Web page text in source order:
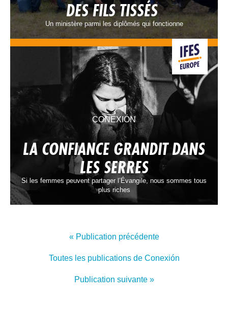
DES FILS TISSÉS
Un ministère parmi les diplômés qui fonctionne
CONEXIÓN
LA CONFIANCE GRANDIT DANS
LES SERRES
Si les femmes peuvent partager l’Évangile, nous sommes tous
plus riches
« Publication précédente
Toutes les publications de Conexión
Publication suivante »